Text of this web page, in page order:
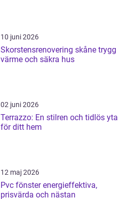
10 juni 2026
Skorstensrenovering skåne trygg
värme och säkra hus
02 juni 2026
Terrazzo: En stilren och tidlös yta
för ditt hem
12 maj 2026
Pvc fönster energieffektiva,
prisvärda och nästan